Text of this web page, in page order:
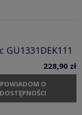
228,90 zł
POWIADOM O
DOSTĘPNOŚCI